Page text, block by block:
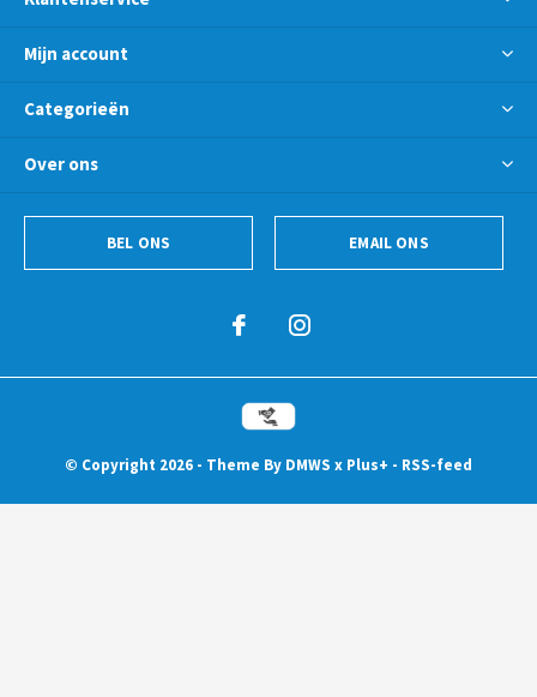
Mijn account
Categorieën
Over ons
BEL ONS EMAIL ONS
© Copyright 2026 - Theme By DMWS x Plus+ - RSS-feed